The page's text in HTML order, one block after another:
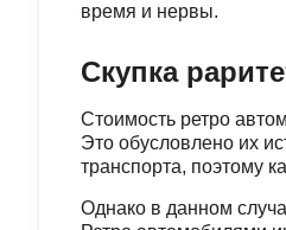
время и нервы.
Скупка
Стоимость ретро
Это обусловлено их
транспорта, поэтому
Однако в данном